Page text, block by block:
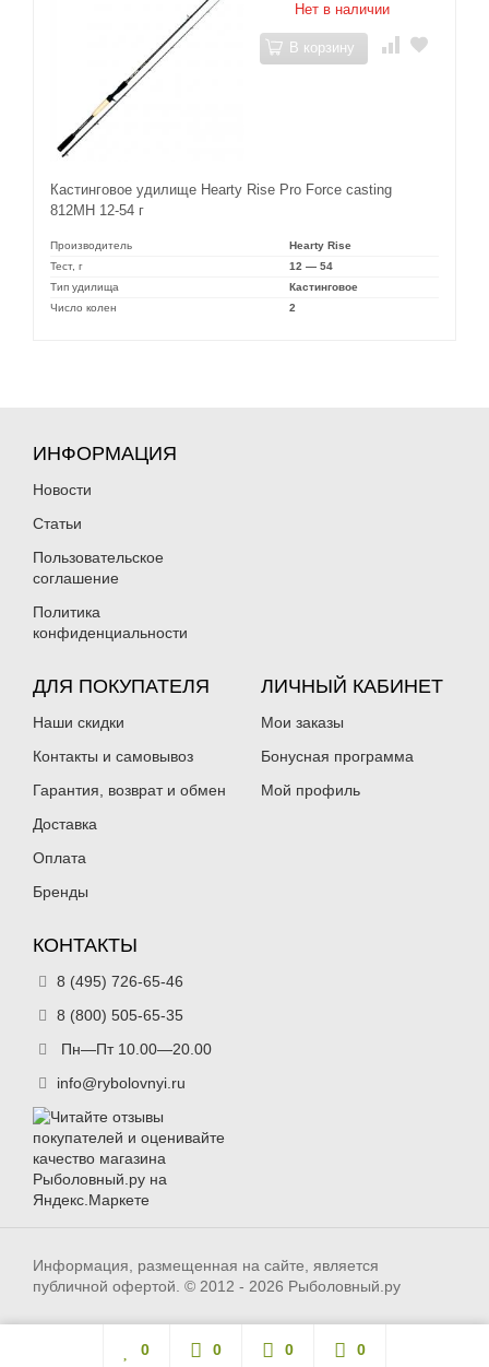
Кастинговое удилище Hearty Rise Pro Force casting
812MH 12-54 г
Производитель
Hearty Rise
Тест, г
12 — 54
Тип удилища
Кастинговое
Число колен
2
Нет в наличии
В корзину
ИНФОРМАЦИЯ
Новости
Статьи
Пользовательское
соглашение
Политика
конфиденциальности
ДЛЯ ПОКУПАТЕЛЯ
Наши скидки
Контакты и самовывоз
Гарантия, возврат и обмен
Доставка
Оплата
Бренды
ЛИЧНЫЙ КАБИНЕТ
Мои заказы
Бонусная программа
Мой профиль
КОНТАКТЫ
8 (495) 726-65-46
8 (800) 505-65-35
Пн—Пт 10.00—20.00
info@rybolovnyi.ru
Информация, размещенная на сайте, является
публичной офертой. © 2012 - 2026 Рыболовный.ру
0 0 0 0